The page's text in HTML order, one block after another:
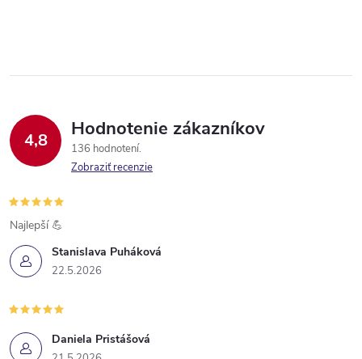
4,8 Hodnotenie zákazníkov
136 hodnotení
Zobraziť recenzie
Stanislava Puháková
22.5.2026
Najlepší 💪
Daniela Pristášová